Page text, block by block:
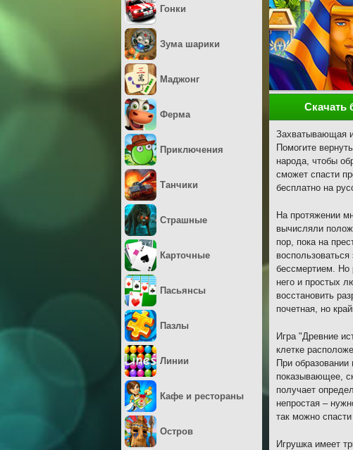
Скачать
Захватывающая
Помогите
народа, чтобы
сможет спасти
бесплатно на
На протяжении
вычисляли
пор, пока на
бессмертием. Но
него и простых
восстановить
почетная, но
Игра "Древние
клетке
При
показывающее,
получает
непростая –
так можно
Игрушка имеет
Гонки
Зума шарики
Маджонг
Ферма
Приключения
Танчики
Страшные
Карточные
Пасьянсы
Пазлы
Линии
Кафе и рестораны
Остров